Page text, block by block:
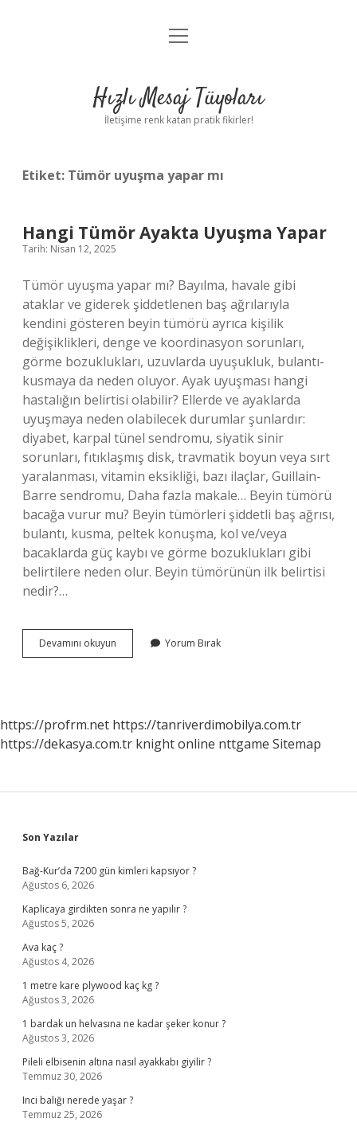
Anasayfa
Yasal Uyarı
menüyü
Hızlı Mesaj Tüyoları
İletişime renk katan pratik fikirler!
Etiket: Tümör uyuşma yapar mı
Hangi Tümör Ayakta Uyuşma Yapar
Tarih: Nisan 12, 2025
Tümör uyuşma yapar mı? Bayılma, havale gibi
ataklar ve giderek şiddetlenen baş ağrılarıyla
kendini gösteren beyin tümörü ayrıca kişilik
değişiklikleri, denge ve koordinasyon sorunları,
görme bozuklukları, uzuvlarda uyuşukluk, bulantı-
kusmaya da neden oluyor. Ayak uyuşması hangi
hastalığın belirtisi olabilir? Ellerde ve ayaklarda
uyuşmaya neden olabilecek durumlar şunlardır:
diyabet, karpal tünel sendromu, siyatik sinir
sorunları, fıtıklaşmış disk, travmatik boyun veya sırt
yaralanması, vitamin eksikliği, bazı ilaçlar, Guillain-
Barre sendromu, Daha fazla makale… Beyin tümörü
bacağa vurur mu? Beyin tümörleri şiddetli baş ağrısı,
bulantı, kusma, peltek konuşma, kol ve/veya
bacaklarda güç kaybı ve görme bozuklukları gibi
belirtilere neden olur. Beyin tümörünün ilk belirtisi
nedir?…
Devamını okuyun
Tümör
Yorum Bırak
https://profrm.net https://tanriverdimobilya.com.tr
https://dekasya.com.tr knight online nttgame Sitemap
Sidebar
Son Yazılar
Bağ-Kur’da 7200 gün kimleri kapsıyor ?
Ağustos 6, 2026
Kaplicaya girdikten sonra ne yapılır ?
Ağustos 5, 2026
Ava kaç ?
Ağustos 4, 2026
1 metre kare plywood kaç kg ?
Ağustos 3, 2026
1 bardak un helvasına ne kadar şeker konur ?
Ağustos 3, 2026
Pileli elbisenin altına nasıl ayakkabı giyilir ?
Temmuz 30, 2026
Inci balığı nerede yaşar ?
Temmuz 25, 2026